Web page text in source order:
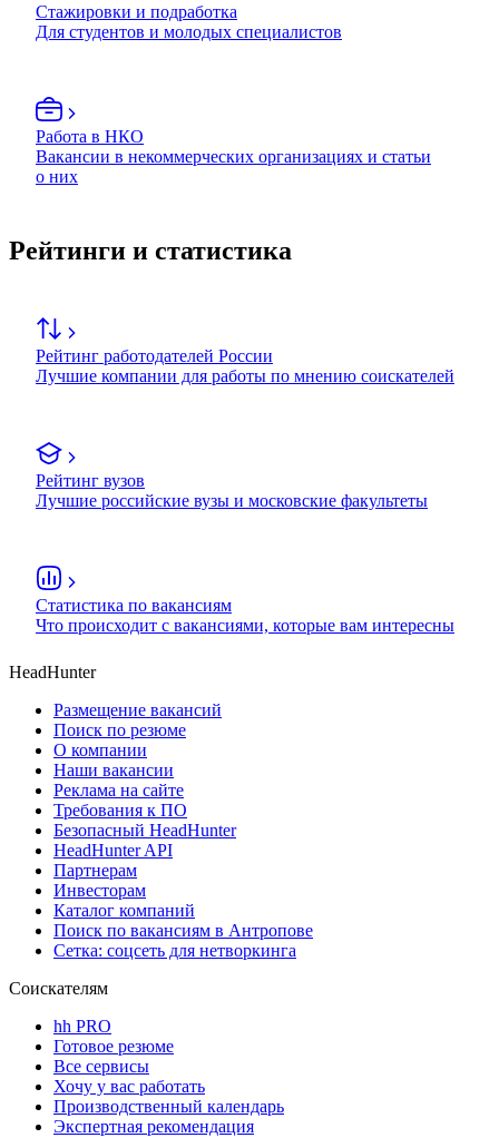
Стажировки и подработка
Для студентов и молодых специалистов
Работа в НКО
Вакансии в некоммерческих организациях и статьи
о них
Рейтинги и статистика
Рейтинг работодателей России
Лучшие компании для работы по мнению соискателей
Рейтинг вузов
Лучшие российские вузы и московские факультеты
Статистика по вакансиям
Что происходит с вакансиями, которые вам интересны
HeadHunter
Размещение вакансий
Поиск по резюме
О компании
Наши вакансии
Реклама на сайте
Требования к ПО
Безопасный HeadHunter
HeadHunter API
Партнерам
Инвесторам
Каталог компаний
Поиск по вакансиям в Антропове
Сетка: соцсеть для нетворкинга
Соискателям
hh PRO
Готовое резюме
Все сервисы
Хочу у вас работать
Производственный календарь
Экспертная рекомендация